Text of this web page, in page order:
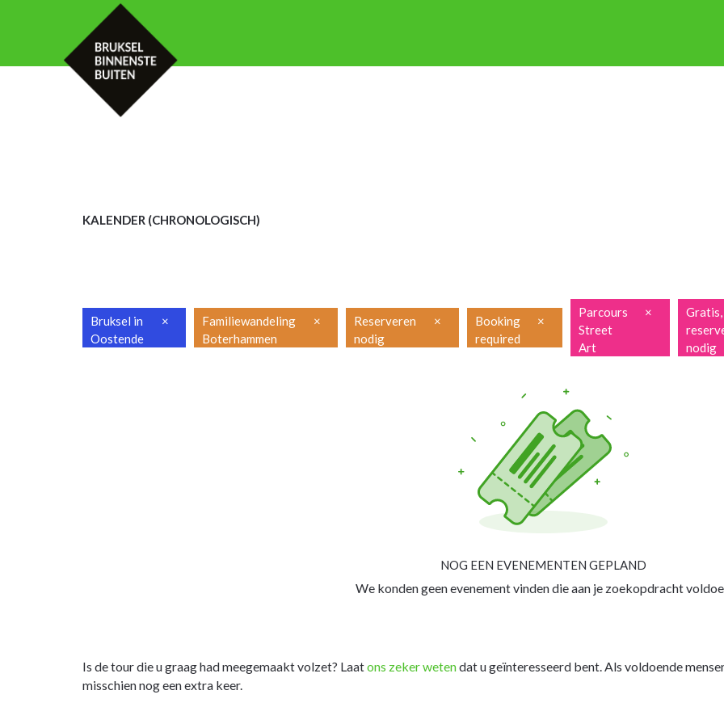
KALENDER (CHRONOLOGISCH)
Bruksel in
Oostende
×
Familiewandeling
Boterhammen
×
Reserveren
nodig
×
Booking
required
×
Parcours
Street
Art
×
Gratis,
nodig
NOG EEN EVENEMENTEN GEPLAND
We konden geen evenement vinden die aan je zoekopdracht
Is de tour die u graag had meegemaakt volzet? Laatons zeker wetendat u geïnteresseerd bent. Als voldoende
misschien nog een extra keer.